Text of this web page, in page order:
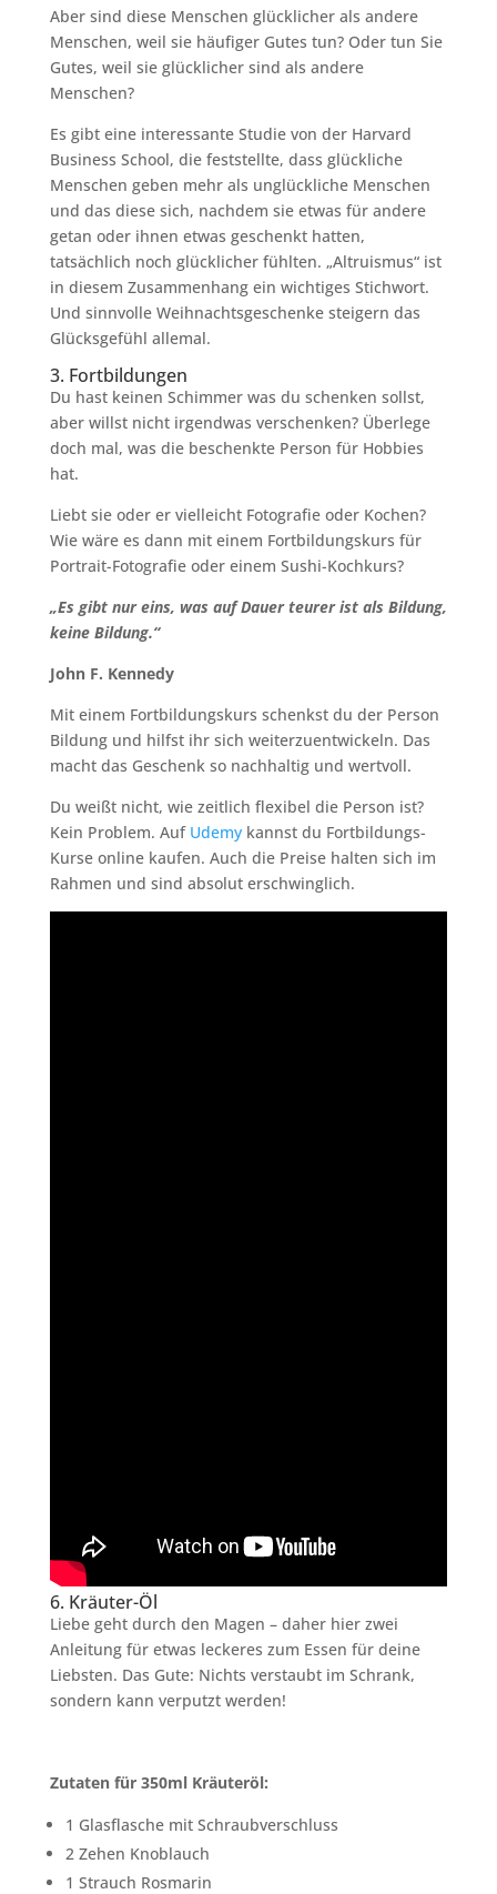
Aber sind diese Menschen glücklicher als andere
Menschen, weil sie häufiger Gutes tun? Oder tun Sie
Gutes, weil sie glücklicher sind als andere
Menschen?
Es gibt eine interessante Studie von der Harvard
Business School, die feststellte, dass glückliche
Menschen geben mehr als unglückliche Menschen
und das diese sich, nachdem sie etwas für andere
getan oder ihnen etwas geschenkt hatten,
tatsächlich noch glücklicher fühlten. „Altruismus“ ist
in diesem Zusammenhang ein wichtiges Stichwort.
Und sinnvolle Weihnachtsgeschenke steigern das
Glücksgefühl allemal.
3. Fortbildungen
Du hast keinen Schimmer was du schenken sollst,
aber willst nicht irgendwas verschenken? Überlege
doch mal, was die beschenkte Person für Hobbies
hat.
Liebt sie oder er vielleicht Fotografie oder Kochen?
Wie wäre es dann mit einem Fortbildungskurs für
Portrait-Fotografie oder einem Sushi-Kochkurs?
„Es gibt nur eins, was auf Dauer teurer ist als Bildung,
keine Bildung.“
John F. Kennedy
Mit einem Fortbildungskurs schenkst du der Person
Bildung und hilfst ihr sich weiterzuentwickeln. Das
macht das Geschenk so nachhaltig und wertvoll.
Du weißt nicht, wie zeitlich flexibel die Person ist?
Kein Problem. Auf Udemykannst du Fortbildungs-
Kurse online kaufen. Auch die Preise halten sich im
Rahmen und sind absolut erschwinglich.
6. Kräuter-Öl
Liebe geht durch den Magen – daher hier zwei
Anleitung für etwas leckeres zum Essen für deine
Liebsten. Das Gute: Nichts verstaubt im Schrank,
sondern kann verputzt werden!
Zutaten für 350ml Kräuteröl:
1 Glasflasche mit Schraubverschluss
2 Zehen Knoblauch
1 Strauch Rosmarin